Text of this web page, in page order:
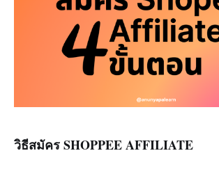
วิธีสมัคร SHOPPEE AFFILIATE